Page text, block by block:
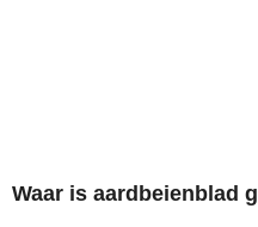
Waar is aardbeienblad